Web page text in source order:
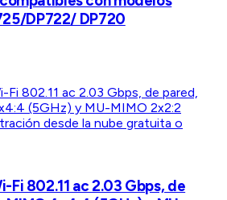
DP722/ DP720
Fi 802.11 ac 2.03 Gbps, de